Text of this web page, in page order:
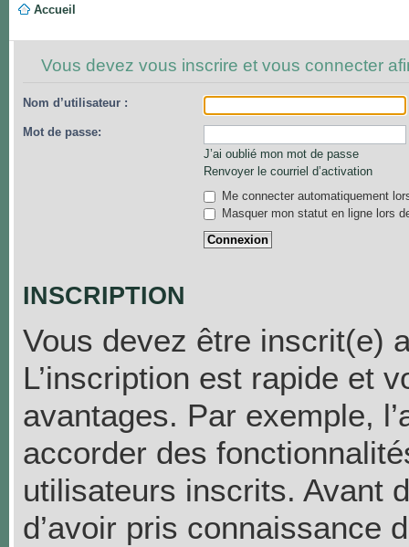
Accueil
Vous devez vous inscrire et vous connecter
Nom d’utilisateur :
Mot de passe:
J’ai oublié mon mot de passe
Renvoyer le courriel d’activation
Me connecter automatiquement
Masquer mon statut en ligne lors
INSCRIPTION
Vous devez être inscrit(e)
L’inscription est rapide et
avantages. Par exemple,
accorder des
utilisateurs inscrits. Avant
d’avoir pris connaissance